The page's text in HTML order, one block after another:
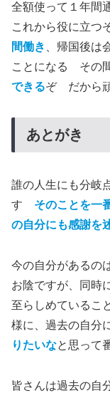
全額使って１年間
これから役に立つ
間働き
、帰国後は
ことになる その
できるぞ だから
あとがき
誰の人生にも分岐
す そのことを一
の自分にも感謝を
今の自分があるの
お陰ですが、同時
至らしめているこ
様に、過去の自分
りたいなと思って
皆さんは過去の自